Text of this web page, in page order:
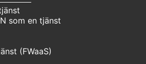
som en tjänst
(FWaaS)